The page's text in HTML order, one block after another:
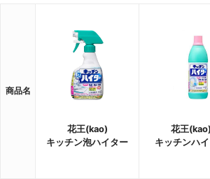
商品名
花王(kao)
キッチン泡ハイター
花王(kao)
キッチンハ